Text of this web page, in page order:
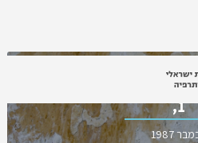
חוברת
1,
1987